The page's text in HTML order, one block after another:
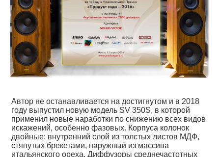
Автор не останавливается на достигнутом и в 2018
году выпустил новую модель SV 350S, в которой
применил новые наработки по снижению всех видов
искажений, особенно фазовых. Корпуса колонок
двойные: внутренний слой из толстых листов МДФ,
стянутых брекетами, наружный из массива
итальянского ореха. Диффузоры среднечастотных